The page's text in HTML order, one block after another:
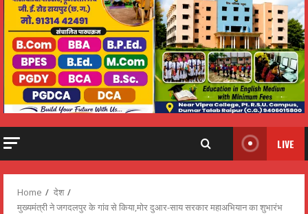
LIVE
Home
देश
मुख्यमंत्री ने जगदलपुर के गांव से किया,मोर दुआर-साय सरकार महाअभियान का शुभारंभ